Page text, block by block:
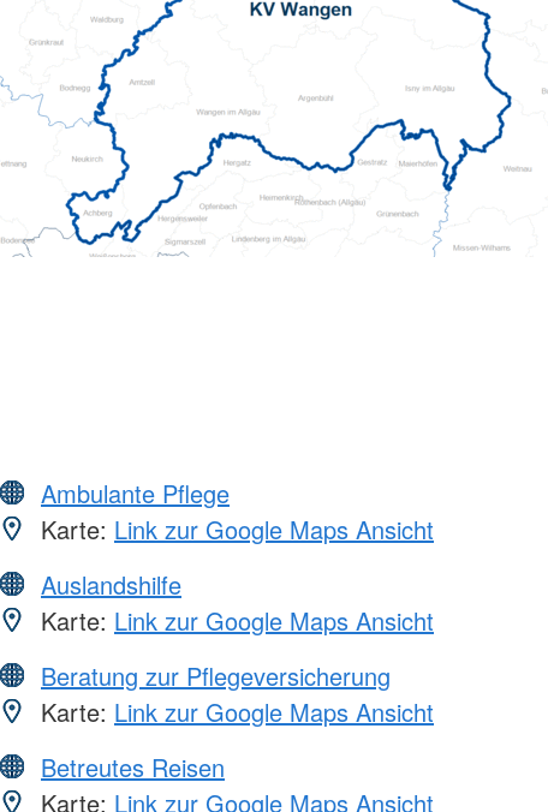
Ambulante Pflege
Karte: Link zur Google Maps Ansicht
Auslandshilfe
Karte: Link zur Google Maps Ansicht
Beratung zur Pflegeversicherung
Karte: Link zur Google Maps Ansicht
Betreutes Reisen
Karte: Link zur Google Maps Ansicht